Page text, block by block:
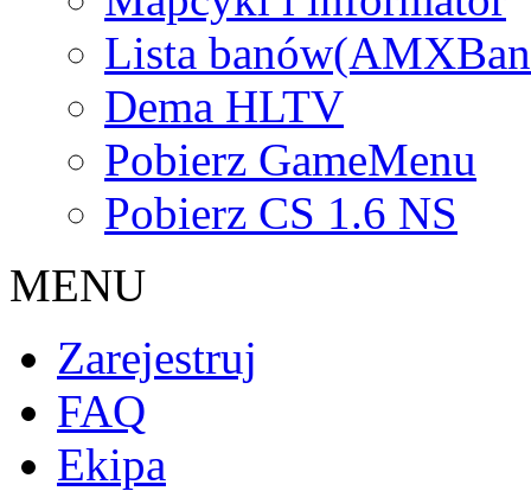
Lista
Dema HLTV
Pobierz GameMenu
Pobierz CS 1.6 NS
MENU
Zarejestruj
FAQ
Ekipa